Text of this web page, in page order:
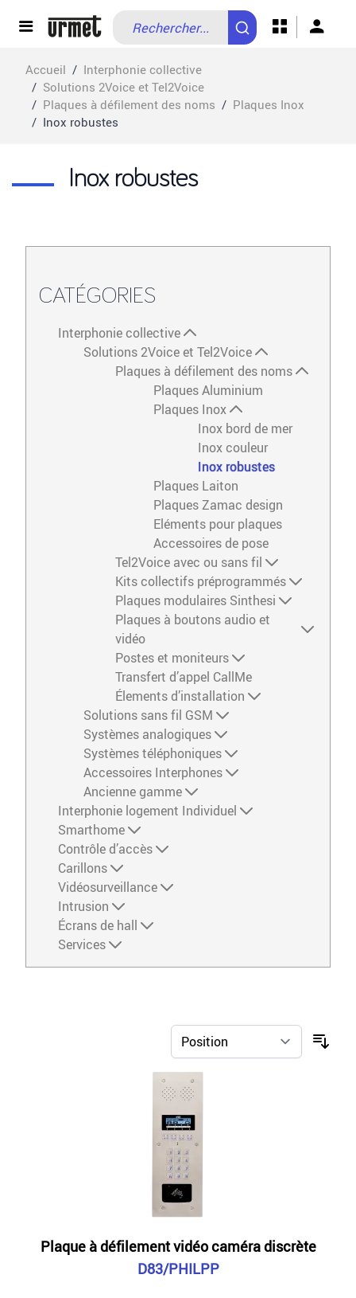
Allez au contenu
Accueil / Interphonie collective
/ Solutions 2Voice et Tel2Voice
/ Plaques à défilement des noms / Plaques Inox
/ Inox robustes
Inox robustes
CATÉGORIES
Interphonie collective
Solutions 2Voice et Tel2Voice
Plaques à défilement des noms
Plaques Aluminium
Plaques Inox
Inox bord de mer
Inox couleur
Inox robustes
Plaques Laiton
Plaques Zamac design
Eléments pour plaques
Accessoires de pose
Tel2Voice avec ou sans fil
Kits collectifs préprogrammés
Plaques modulaires Sinthesi
Plaques à boutons audio et
vidéo
Postes et moniteurs
Transfert d’appel CallMe
Élements d’installation
Solutions sans fil GSM
Systèmes analogiques
Systèmes téléphoniques
Accessoires Interphones
Ancienne gamme
Interphonie logement Individuel
Smarthome
Contrôle d’accès
Carillons
Vidéosurveillance
Intrusion
Écrans de hall
Services
Plaque à défilement vidéo caméra discrète
D83/PHILPP